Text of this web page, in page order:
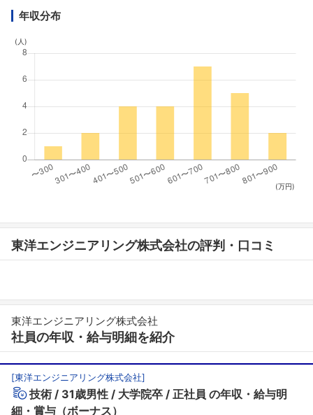
年収分布
(人)
(万円)
東洋エンジニアリング株式会社の評判・口コミ
東洋エンジニアリング株式会社
社員の年収・給与明細を紹介
[東洋エンジニアリング株式会社]
技術 31歳男性 大学院卒 正社員 の年収・給与明
細・賞与（ボーナス）